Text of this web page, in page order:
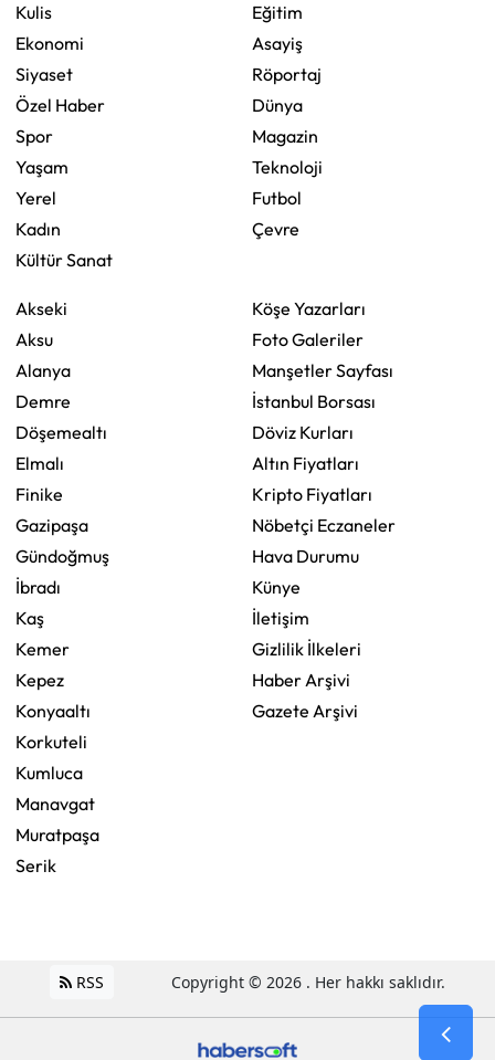
Kulis
Ekonomi
Siyaset
Özel Haber
Spor
Yaşam
Yerel
Kadın
Kültür Sanat
Eğitim
Asayiş
Röportaj
Dünya
Magazin
Teknoloji
Futbol
Çevre
Akseki
Aksu
Alanya
Demre
Döşemealtı
Elmalı
Finike
Gazipaşa
Gündoğmuş
İbradı
Kaş
Kemer
Kepez
Konyaaltı
Korkuteli
Kumluca
Manavgat
Muratpaşa
Serik
Köşe Yazarları
Foto Galeriler
Manşetler Sayfası
İstanbul Borsası
Döviz Kurları
Altın Fiyatları
Kripto Fiyatları
Nöbetçi Eczaneler
Hava Durumu
Künye
İletişim
Gizlilik İlkeleri
Haber Arşivi
Gazete Arşivi
RSS Copyright © 2026 . Her hakkı saklıdır.